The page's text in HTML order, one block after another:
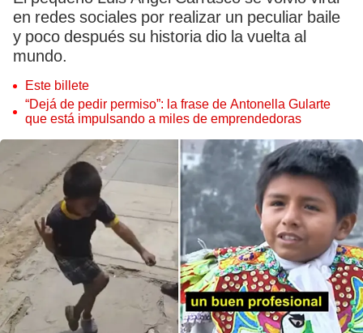
en redes sociales por realizar un peculiar baile
y poco después su historia dio la vuelta al
mundo.
Este billete
“Dejá de pedir permiso”: la frase de Antonella Gularte
que está impulsando a miles de emprendedoras